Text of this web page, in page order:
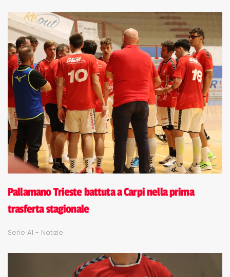
Pallamano Trieste battuta a Carpi nella prima
trasferta stagionale
Serie A1 - Notizie